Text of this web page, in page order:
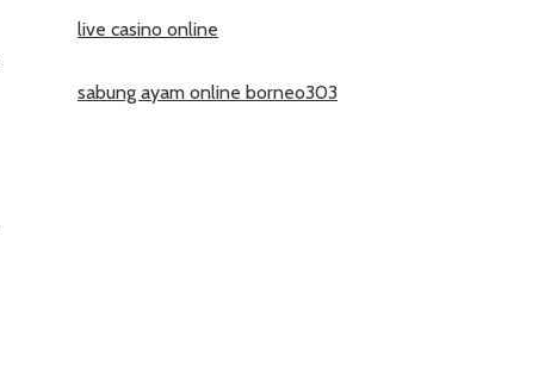
live casino online
sabung ayam online borneo303